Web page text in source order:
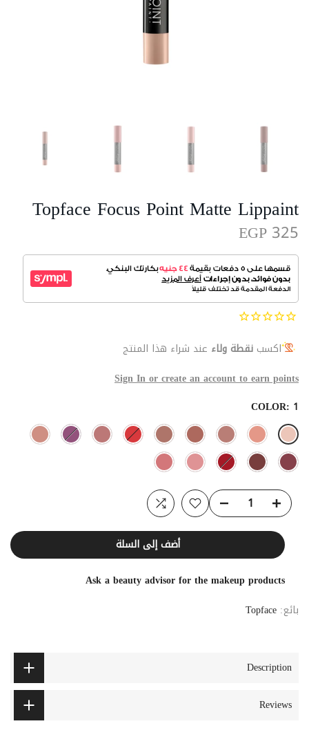
Topface Focus Point Matte Lippaint
EGP 325
اكسب نقطة ولاء عند شراء هذا المنتج
Sign In or create an account to earn points
COLOR: 1
أضف إلى السلة
Ask a beauty advisor for the makeup products
بائع: Topface
Description
Reviews